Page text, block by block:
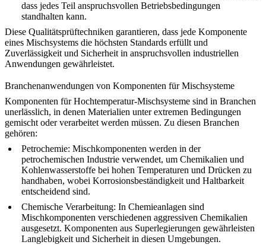
dass jedes Teil anspruchsvollen Betriebsbedingungen
standhalten kann.
Diese Qualitätsprüftechniken garantieren, dass jede Komponente
eines Mischsystems die höchsten Standards erfüllt und
Zuverlässigkeit und Sicherheit in anspruchsvollen industriellen
Anwendungen gewährleistet.
Branchenanwendungen von Komponenten für Mischsysteme
Komponenten für Hochtemperatur-Mischsysteme sind in Branchen
unerlässlich, in denen Materialien unter extremen Bedingungen
gemischt oder verarbeitet werden müssen. Zu diesen Branchen
gehören:
Petrochemie: Mischkomponenten werden in der
petrochemischen Industrie verwendet, um Chemikalien und
Kohlenwasserstoffe bei hohen Temperaturen und Drücken zu
handhaben, wobei Korrosionsbeständigkeit und Haltbarkeit
entscheidend sind.
Chemische Verarbeitung: In Chemieanlagen sind
Mischkomponenten verschiedenen aggressiven Chemikalien
ausgesetzt. Komponenten aus Superlegierungen gewährleisten
Langlebigkeit und Sicherheit in diesen Umgebungen.